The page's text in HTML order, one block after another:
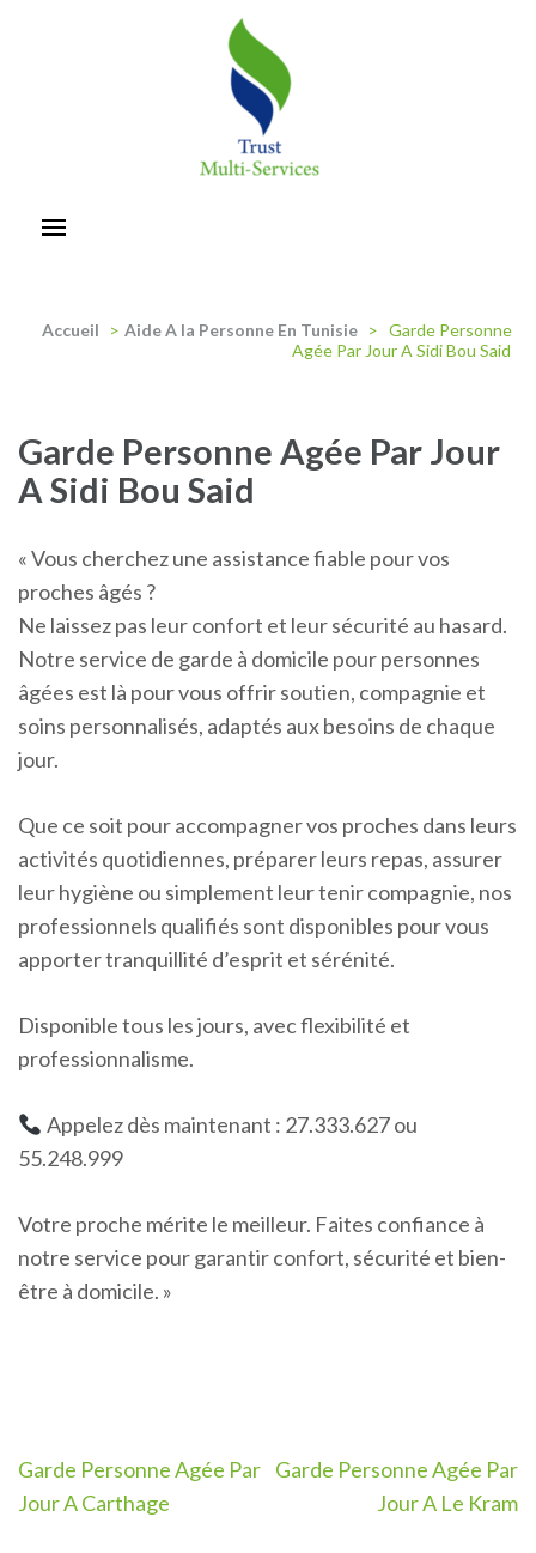
Accueil > Aide A la Personne En Tunisie > Garde Personne
Agée Par Jour A Sidi Bou Said
Garde Personne Agée Par Jour
A Sidi Bou Said
« Vous cherchez une assistance fiable pour vos
proches âgés ?
Ne laissez pas leur confort et leur sécurité au hasard.
Notre service de garde à domicile pour personnes
âgées est là pour vous offrir soutien, compagnie et
soins personnalisés, adaptés aux besoins de chaque
jour.
Que ce soit pour accompagner vos proches dans leurs
activités quotidiennes, préparer leurs repas, assurer
leur hygiène ou simplement leur tenir compagnie, nos
professionnels qualifiés sont disponibles pour vous
apporter tranquillité d’esprit et sérénité.
Disponible tous les jours, avec flexibilité et
professionnalisme.
Appelez dès maintenant : 27.333.627 ou
55.248.999
Votre proche mérite le meilleur. Faites confiance à
notre service pour garantir confort, sécurité et bien-
être à domicile. »
Navigation
de
Garde Personne Agée Par
Jour A Carthage
Garde Personne Agée Par
Jour A Le Kram